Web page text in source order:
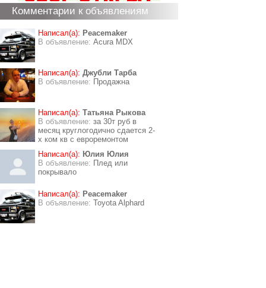
Комментарии к объявлениям
Написал(а): Peacemaker
В объявление: Acura MDX
Написал(а): Джубли Тарба
В объявление: Продажна
Написал(а): Татьяна Рыкова
В объявление: за 30т руб в
месяц круглогодично сдается 2-
х ком кв с евроремонтом
Написал(а): Юлия Юлия
В объявление: Плед или
покрывало
Написал(а): Peacemaker
В объявление: Toyota Alphard